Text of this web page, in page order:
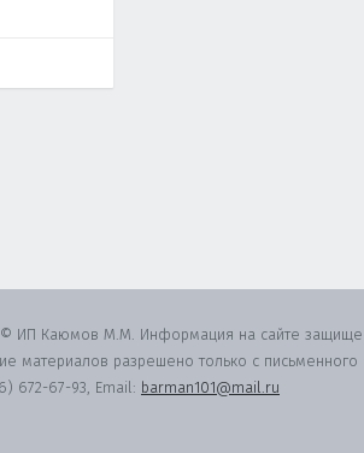
ИП Каюмов М.М. Информация на сайте
материалов разрешено только с письменного
672-67-93, Email: barman101@mail.ru